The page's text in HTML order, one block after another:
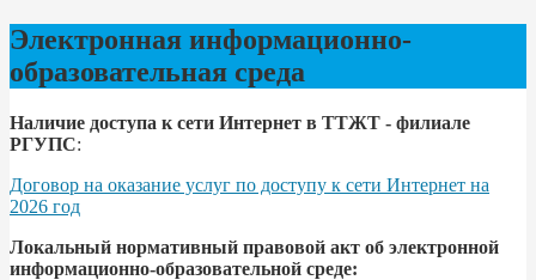
Электронная информационно-
образовательная среда
Наличие доступа к сети Интернет в ТТЖТ - филиале
РГУПС:
Договор на оказание услуг по доступу к сети Интернет на
2026 год
Локальный нормативный правовой акт об электронной
информационно-образовательной среде: